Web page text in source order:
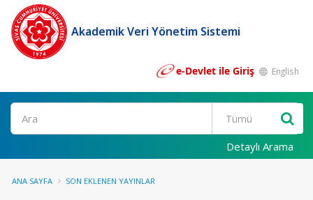
Akademik Veri Yönetim Sistemi
e-Devlet ile Giriş English
Ara
Detaylı Arama
ANA SAYFA SON EKLENEN YAYINLAR